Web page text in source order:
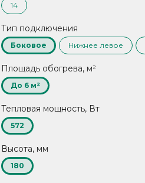
14
Тип подключения
Боковое Нижнее левое
Площадь обогрева, м²
До 6 м²
Тепловая мощность, Вт
572
Высота, мм
180